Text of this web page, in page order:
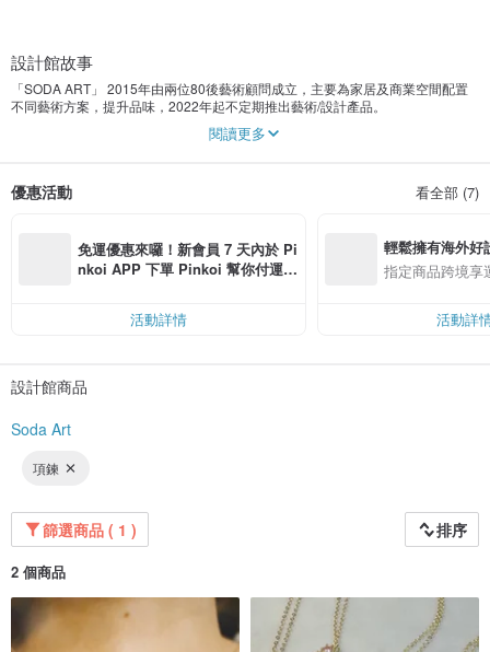
設計館故事
「SODA ART」 2015年由兩位80後藝術顧問成立，主要為家居及商業空間配置
不同藝術方案，提升品味，2022年起不定期推出藝術/設計產品。
SODA 是加入飲料的汽泡，以刺激味蕾，寓意為大家增添生活小趣味。
閱讀更多
優惠活動 看全部 (7)
免運優惠來囉！新會員 7 天內於 Pi
nkoi APP 下單 Pinkoi 幫你付運
活動詳情
輕鬆擁有海外好
指定商品跨境享
活動詳
設計館商品
Soda Art
項鍊
篩選商品 ( 1 ) 排序
2 個商品